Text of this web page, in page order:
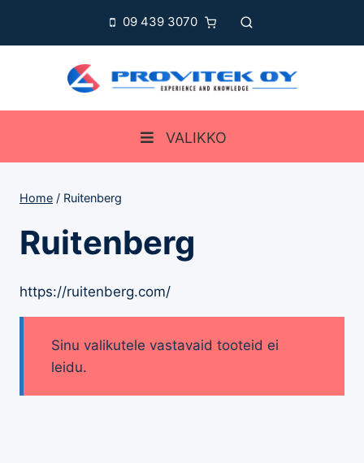
09 439 3070
VALIKKO
Home / Ruitenberg
Ruitenberg
https://ruitenberg.com/
Sinu valikutele vastavaid tooteid ei
leidu.